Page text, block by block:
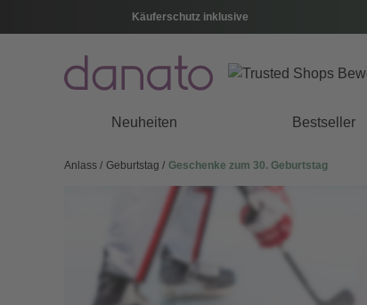
Käuferschutz inklusive
Neuheiten Bestseller
Anlass Geburtstag Geschenke zum 30. Geburtstag